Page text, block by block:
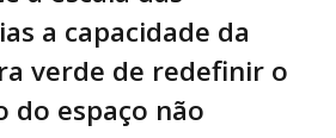
a capacidade da
verde de redefinir o
do espaço não